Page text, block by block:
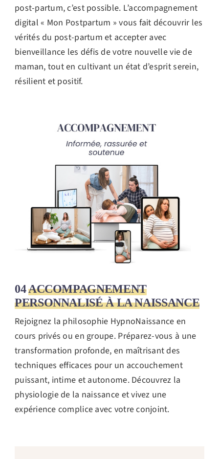
post-partum, c’est possible. L’accompagnement
digital « Mon Postpartum » vous fait découvrir les
vérités du post-partum et accepter avec
bienveillance les défis de votre nouvelle vie de
maman, tout en cultivant un état d’esprit serein,
résilient et positif.
04ACCOMPAGNEMENT
PERSONNALISÉ À LA NAISSANCE
Rejoignez la philosophie HypnoNaissance en
cours privés ou en groupe. Préparez-vous à une
transformation profonde, en maîtrisant des
techniques efficaces pour un accouchement
puissant, intime et autonome. Découvrez la
physiologie de la naissance et vivez une
expérience complice avec votre conjoint.